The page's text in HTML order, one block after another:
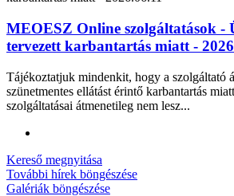
MEOESZ Online szolgáltatások -
tervezett karbantartás miatt -
Tájékoztatjuk mindenkit, hogy a szolgáltató
szünetmentes ellátást érintő karbantartás
szolgáltatásai átmenetileg nem lesz...
Kereső megnyitása
További hírek böngészése
Galériák böngészése